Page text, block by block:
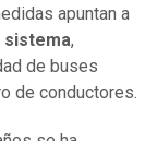
apuntan a
sistema,
de buses
de conductores.